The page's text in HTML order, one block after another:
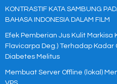
KONTRASTIF KATA SAMBUNG
BAHASA INDONESIA DALAM FILM
Efek Pemberian Jus Kulit Markisa
Flavicarpa Deg.) Terhadap
Diabetes Melitus
Membuat Server Offline (lokal)